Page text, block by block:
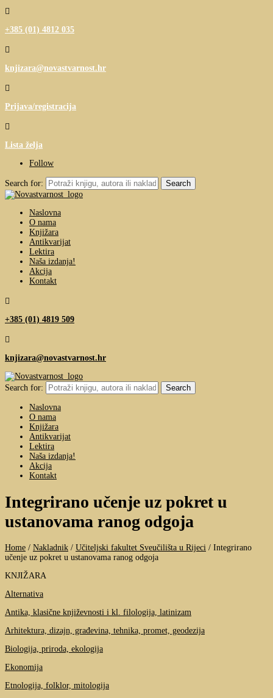

+385 (01) 4812 035

knjizara@novastvarnost.hr

Prijava/registracija

Lista želja
Follow
Search for:
Naslovna
O nama
Knjižara
Antikvarijat
Lektira
Naša izdanja!
Akcija
Kontakt

+385 (01) 4819 509

knjizara@novastvarnost.hr
Search for:
Naslovna
O nama
Knjižara
Antikvarijat
Lektira
Naša izdanja!
Akcija
Kontakt
Integrirano učenje uz pokret u
ustanovama ranog odgoja
Home / Nakladnik / Učiteljski fakultet Sveučilišta u Rijeci / Integrirano
učenje uz pokret u ustanovama ranog odgoja
KNJIŽARA
Alternativa
Antika, klasične književnosti i kl. filologija, latinizam
Arhitektura, dizajn, građevina, tehnika, promet, geodezija
Biologija, priroda, ekologija
Ekonomija
Etnologija, folklor, mitologija